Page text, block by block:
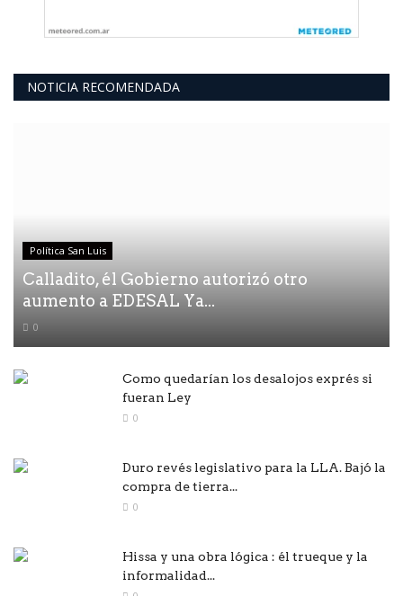
NOTICIA RECOMENDADA
Política San Luis
Calladito, él Gobierno autorizó otro
aumento a EDESAL Ya...
0
Como quedarían los desalojos exprés si
fueran Ley
0
Duro revés legislativo para la LLA. Bajó la
compra de tierra...
0
Hissa y una obra lógica : él trueque y la
informalidad...